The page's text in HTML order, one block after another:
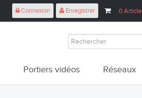
0Article
Connexion Enregistrer
Portiers vidéos Réseaux